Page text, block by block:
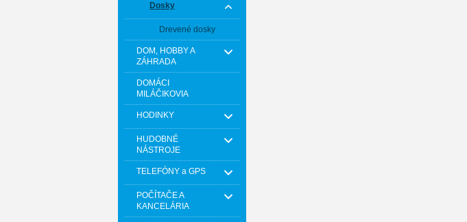
Dosky
Drevené dosky
DOM, HOBBY A
ZÁHRADA
DOMÁCI
MILÁČIKOVIA
HODINKY
HUDOBNÉ
NÁSTROJE
TELEFÓNY a GPS
POČÍTAČE A
KANCELÁRIA